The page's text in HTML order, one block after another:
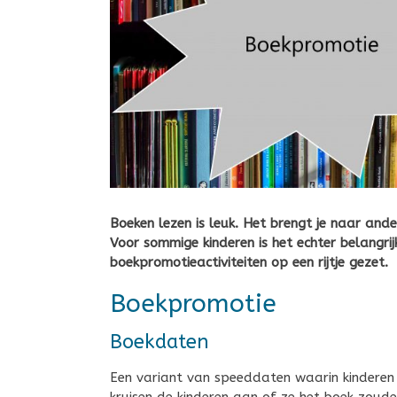
Boeken lezen is leuk. Het brengt je naar
Voor sommige kinderen is het echter
boekpromotieactiviteiten op een rijtje gezet.
Boekpromotie
Boekdaten
Een variant van speeddaten waarin